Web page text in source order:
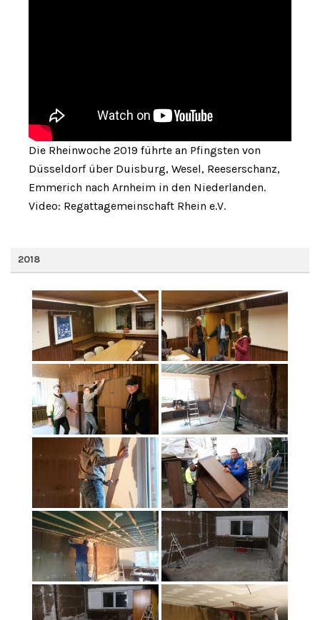
Die Rheinwoche 2019 führte an Pfingsten von
Düsseldorf über Duisburg, Wesel, Reeserschanz,
Emmerich nach Arnheim in den Niederlanden.
Video: Regattagemeinschaft Rhein e.V.
2018